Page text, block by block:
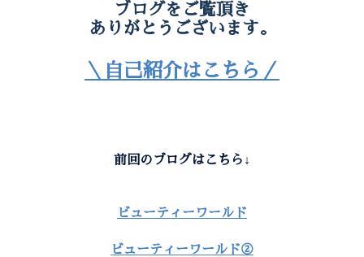
ブログをご覧頂き
ありがとうございます。
＼自己紹介はこちら／
前回のブログはこちら↓
ビューティーワールド
ビューティーワールド②